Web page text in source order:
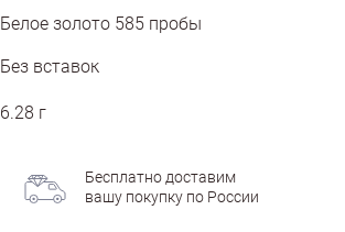
Белое золото 585 пробы
Без вставок
6.28 г
Бесплатно доставим
вашу покупку по России